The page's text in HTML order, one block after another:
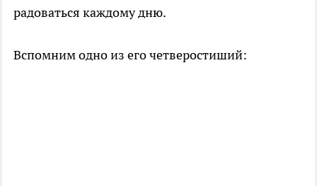
радоваться каждому дню.
Вспомним одно из его четверостиший: